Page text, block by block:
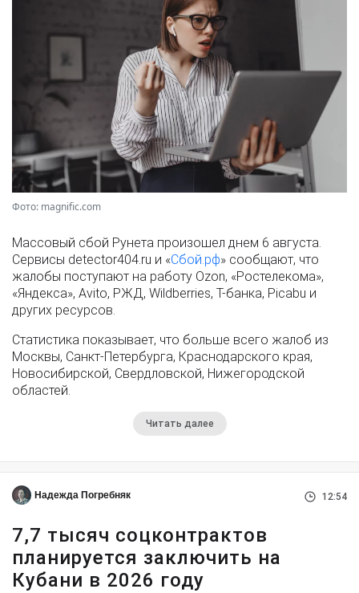
Фото: magnific.com
Массовый сбой Рунета произошел днем 6 августа.
Сервисы detector404.ru и «Сбой.рф» сообщают, что
жалобы поступают на работу Ozon, «Ростелекома»,
«Яндекса», Avito, РЖД, Wildberries, Т-банка, Picabu и
других ресурсов.
Статистика показывает, что больше всего жалоб из
Москвы, Санкт-Петербурга, Краснодарского края,
Новосибирской, Свердловской, Нижегородской
областей.
Читать далее
Надежда Погребняк 12:54
7,7 тысяч соцконтрактов
планируется заключить на
Кубани в 2026 году